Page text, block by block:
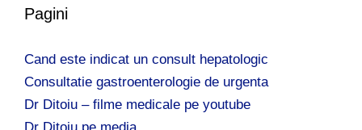
Pagini
Cand este indicat un consult hepatologic
Consultatie gastroenterologie de urgenta
Dr Ditoiu – filme medicale pe youtube